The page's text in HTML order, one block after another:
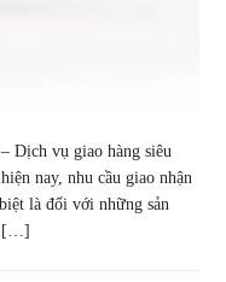
Dịch vụ giao hàng siêu
nay, nhu cầu giao nhận
là đối với những sản
[…]